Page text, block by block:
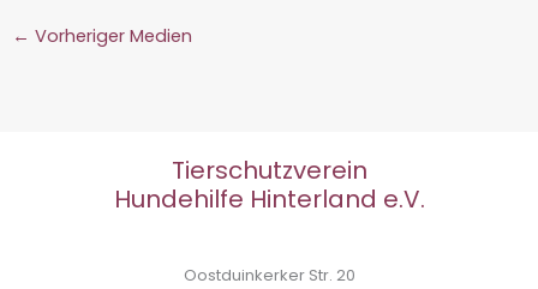
← Vorheriger Medien
Tierschutzverein
Hundehilfe Hinterland e.V.
Oostduinkerker Str. 20